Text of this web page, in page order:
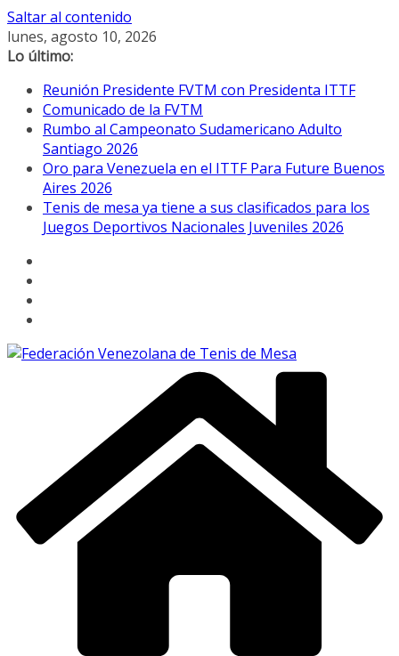
Saltar al contenido
lunes, agosto 10, 2026
Lo último:
Reunión Presidente FVTM con Presidenta ITTF
Comunicado de la FVTM
Rumbo al Campeonato Sudamericano Adulto
Santiago 2026
Oro para Venezuela en el ITTF Para Future Buenos
Aires 2026
Tenis de mesa ya tiene a sus clasificados para los
Juegos Deportivos Nacionales Juveniles 2026